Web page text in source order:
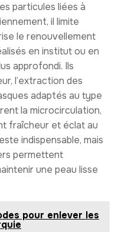
particules liées à
il limite
le renouvellement
en institut ou en
approfondi. Ils
l’extraction des
adaptés au type
la microcirculation,
fraîcheur et éclat au
indispensable, mais
permettent
une peau lisse
pour enlever les